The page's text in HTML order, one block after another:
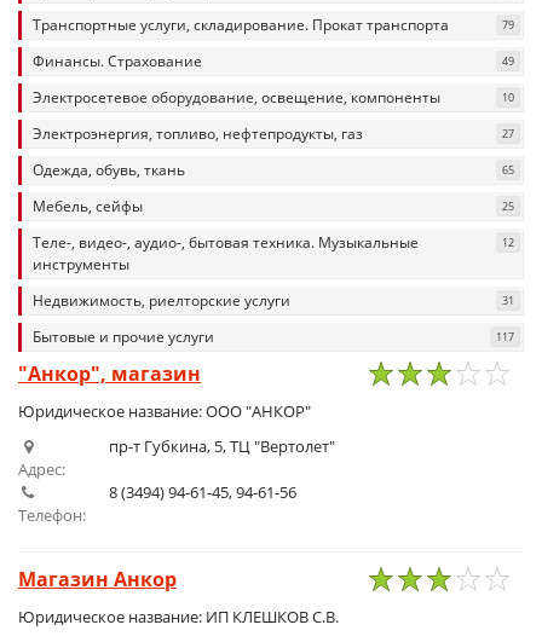
Транспортные услуги, складирование. Прокат транспорта 79
Финансы. Страхование 49
Электросетевое оборудование, освещение, компоненты 10
Электроэнергия, топливо, нефтепродукты, газ 27
Одежда, обувь, ткань 65
Мебель, сейфы 25
Теле-, видео-, аудио-, бытовая техника. Музыкальные
инструменты
12
Недвижимость, риелторские услуги 31
Бытовые и прочие услуги 117
"Анкор", магазин
Юридическое название: ООО "АНКОР"
Адрес:
пр-т Губкина, 5, ТЦ "Вертолет"
Телефон:
8 (3494) 94-61-45, 94-61-56
Магазин Анкор
Юридическое название: ИП КЛЕШКОВ С.В.